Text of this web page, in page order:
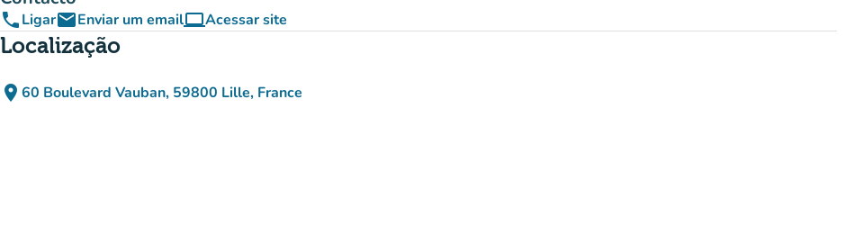
phoneLigaremailEnviar um emailcomputerAcessar site
(novo separador)
Localização
place 60 Boulevard Vauban, 59800 Lille, France
(abrir no Google Maps)
(novo separador)